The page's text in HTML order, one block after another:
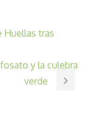
Huellas tras
y la culebra
verde